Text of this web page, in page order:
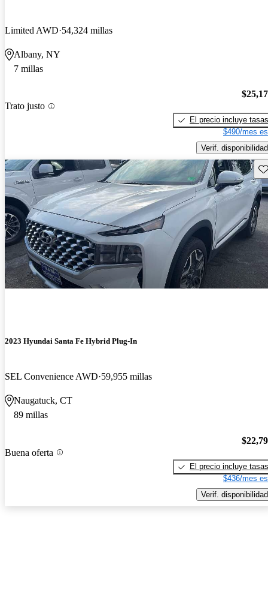
Limited AWD 54,324 millas
Albany, NY
7 millas
Trato justo
El precio incluye tasas
$490/mes
Verif. disponibilidad
2023 Hyundai Santa Fe Hybrid Plug-In
SEL Convenience AWD 59,955 millas
Naugatuck, CT
89 millas
Buena oferta
El precio incluye tasas
$436/mes
Verif. disponibilidad